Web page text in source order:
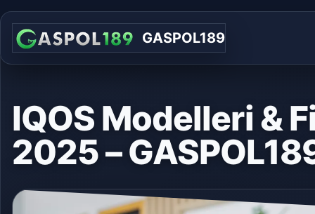
GASPOL189
IQOS Modelleri &
2025 –